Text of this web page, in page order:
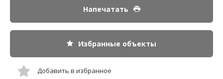
Напечатать
Избранные объекты
Добавить в избранное